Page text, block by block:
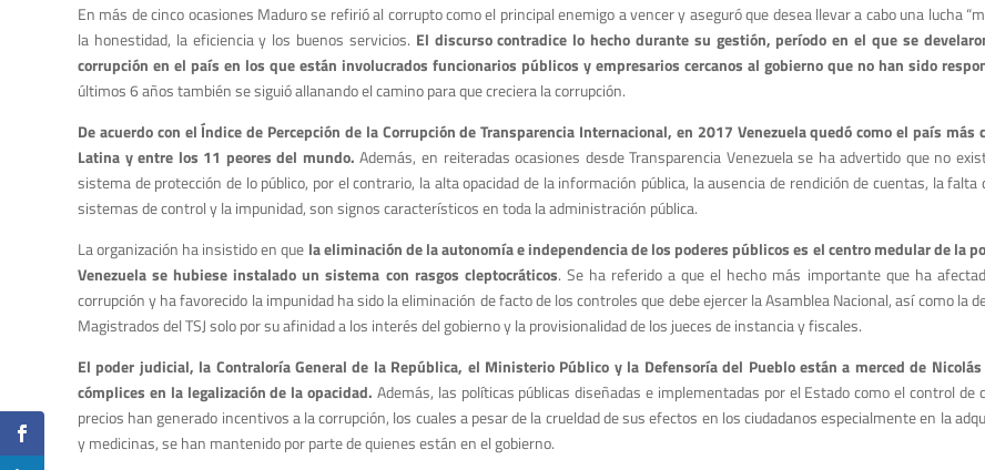
En más de cinco ocasiones Maduro se refirió al corrupto como el principal enemigo a vencer y aseguró que desea llevar a cabo una lucha
la honestidad, la eficiencia y los buenos servicios. El discurso contradice lo hecho durante su gestión, período en el que se
corrupción en el país en los que están involucrados funcionarios públicos y empresarios cercanos al gobierno que no han sido
últimos 6 años también se siguió allanando el camino para que creciera la corrupción.
De acuerdo con el Índice de Percepción de la Corrupción de Transparencia Internacional, en 2017 Venezuela quedó como el país más
Latina y entre los 11 peores del mundo. Además, en reiteradas ocasiones desde Transparencia Venezuela se ha advertido que no
sistema de protección de lo público, por el contrario, la alta opacidad de la información pública, la ausencia de rendición de cuentas, la
sistemas de control y la impunidad, son signos característicos en toda la administración pública.
La organización ha insistido en que la eliminación de la autonomía e independencia de los poderes públicos es el centro medular de la
Venezuela se hubiese instalado un sistema con rasgos cleptocráticos. Se ha referido a que el hecho más importante que ha
corrupción y ha favorecido la impunidad ha sido la eliminación de facto de los controles que debe ejercer la Asamblea Nacional, así como la
Magistrados del TSJ solo por su afinidad a los interés del gobierno y la provisionalidad de los jueces de instancia y fiscales.
El poder judicial, la Contraloría General de la República, el Ministerio Público y la Defensoría del Pueblo están a merced de
cómplices en la legalización de la opacidad. Además, las políticas públicas diseñadas e implementadas por el Estado como el control de
precios han generado incentivos a la corrupción, los cuales a pesar de la crueldad de sus efectos en los ciudadanos especialmente en la
y medicinas, se han mantenido por parte de quienes están en el gobierno.